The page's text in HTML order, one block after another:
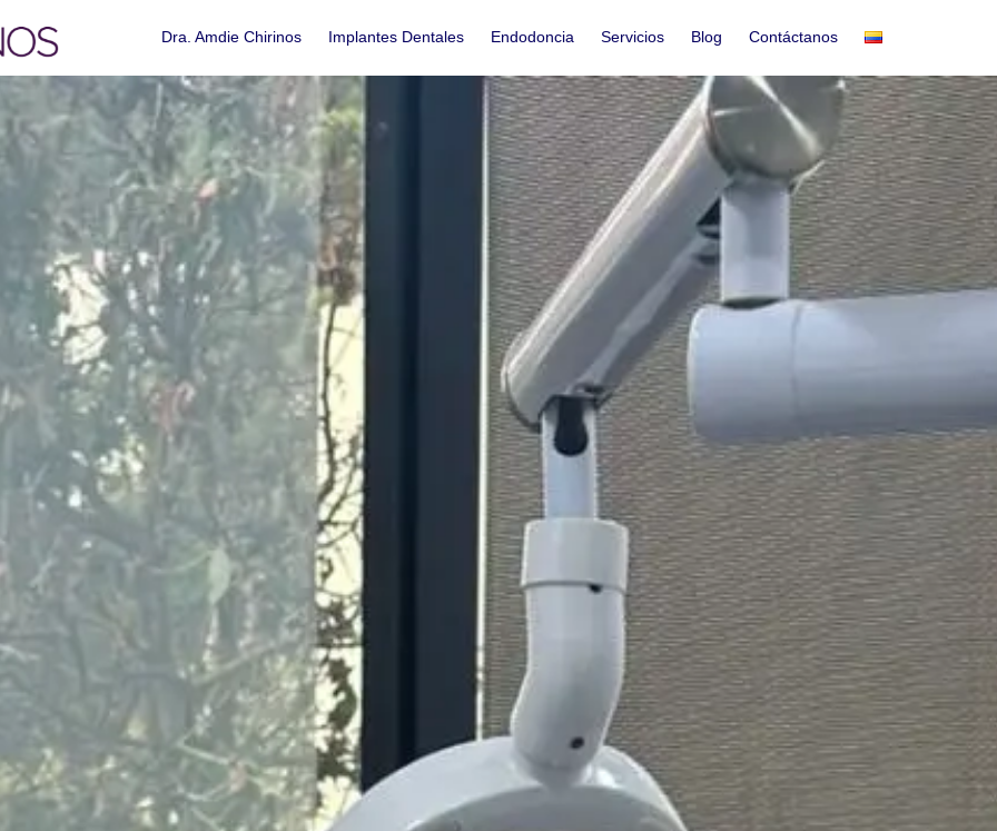
Dra. Amdie Chirinos Implantes Dentales Endodoncia Servicios Blog Contáctanos